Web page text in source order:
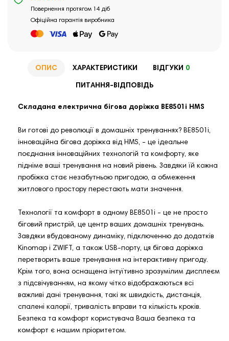
Повернення протягом 14 діб
Офіційна гарантія виробника
ОПИС ХАРАКТЕРИСТИКИ ВІДГУКИ 0
ПИТАННЯ-ВІДПОВІДЬ
Складана електрична бігова доріжка BE8501i HMS
Ви готові до революції в домашніх тренуваннях? BE8501i,
інноваційна бігова доріжка від HMS, - це ідеальне
поєднання інноваційних технологій та комфорту, яке
підніме ваші тренування на новий рівень. Завдяки їй кожна
пробіжка стає незабутньою пригодою, а обмеження
житлового простору перестають мати значення.
Технології та комфорт в одному BE8501i - це не просто
біговий пристрій, це центр ваших домашніх тренувань.
Завдяки вбудованому динаміку, підключенню до додатків
Kinomap і ZWIFT, а також USB-порту, ця бігова доріжка
перетворить ваше тренування на інтерактивну пригоду.
Крім того, вона оснащена інтуїтивно зрозумілим дисплеєм
з підсвічуванням, на якому чітко відображаються всі
важливі дані тренування, такі як швидкість, дистанція,
спалені калорії, тривалість вправи та кількість кроків.
Безпека та комфорт користувача Ваша безпека та
комфорт є нашим пріоритетом.